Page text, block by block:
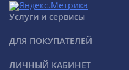
Услуги и сервисы
ДЛЯ ПОКУПАТЕЛЕЙ
ЛИЧНЫЙ КАБИНЕТ